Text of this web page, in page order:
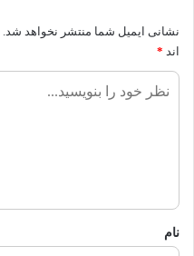
نشانی ایمیل شما منتشر نخواهد شد.
اند *
نام